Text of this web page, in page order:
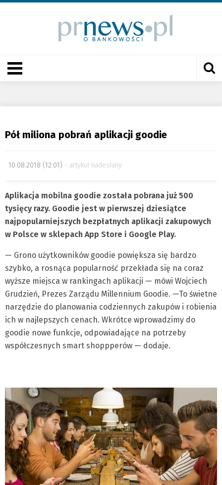
Pół miliona pobrań aplikacji goodie
10.08.2018 (12:01) artykuł nadesłany
Aplikacja mobilna goodie została pobrana już 500
tysięcy razy. Goodie jest w pierwszej dziesiątce
najpopularniejszych bezpłatnych aplikacji zakupowych
w Polsce w sklepach App Store i Google Play.
— Grono użytkowników goodie powiększa się bardzo
szybko, a rosnąca popularność przekłada się na coraz
wyższe miejsca w rankingach aplikacji — mówi Wojciech
Grudzień, Prezes Zarządu Millennium Goodie. —To świetne
narzędzie do planowania codziennych zakupów i robienia
ich w najlepszych cenach. Wkrótce wprowadzimy do
goodie nowe funkcje, odpowiadające na potrzeby
współczesnych smart shoppperów — dodaje.